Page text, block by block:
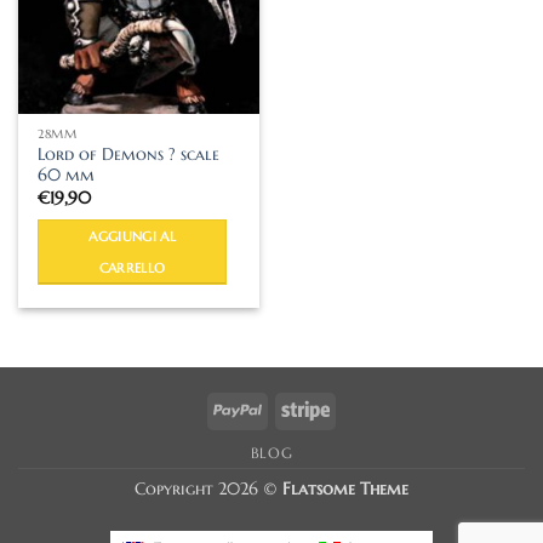
28MM
Lord of Demons ? scale
60 mm
€19,90
AGGIUNGI AL
CARRELLO
PayPal Stripe
BLOG
Copyright 2026 © Flatsome Theme